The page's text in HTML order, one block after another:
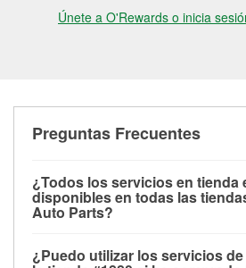
Únete a O'Rewards o inicia
Preguntas Frecuentes
¿Todos los servicios en tienda
disponibles en todas las
Auto Parts?
las pruebas de batería, pruebas
¿Puedo utilizar los servicios